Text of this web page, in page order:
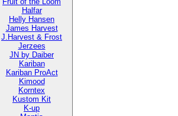
Halfar
Helly Hansen
James Harvest
J.Harvest & Frost
Jerzees
JN by Daiber
Kariban
Kariban ProAct
Kimood
Korntex
Kustom Kit
K-up